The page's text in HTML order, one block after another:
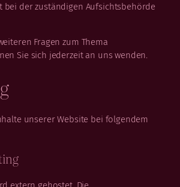
bei der zuständigen Aufsichtsbehörde
Fragen zum Thema
Sie sich jederzeit an uns wenden.
unserer Website bei folgendem